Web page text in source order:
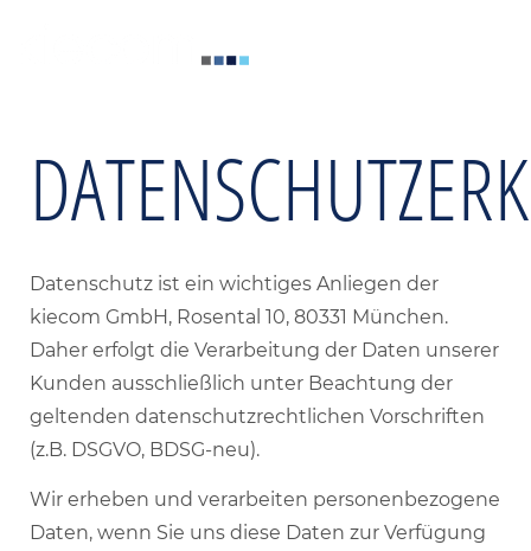
Datenschutz ist ein wichtiges Anliegen der
kiecom GmbH, Rosental 10, 80331 München.
Daher erfolgt die Verarbeitung der Daten unserer
Kunden ausschließlich unter Beachtung der
geltenden datenschutzrechtlichen Vorschriften
(z.B. DSGVO, BDSG-neu).
Wir erheben und verarbeiten personenbezogene
Daten, wenn Sie uns diese Daten zur Verfügung